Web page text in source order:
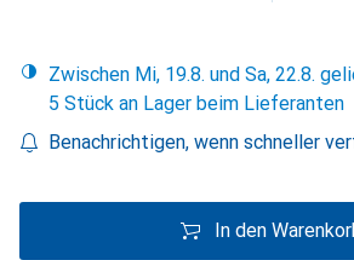
Zwischen Mi, 19.8. und Sa, 22.8.
5 Stück an Lager beim Lieferanten
Benachrichtigen, wenn schneller
In den